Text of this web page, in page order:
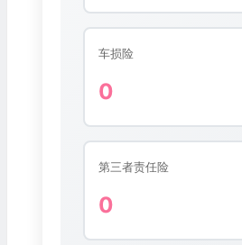
车损险
0
第三者责任险
0